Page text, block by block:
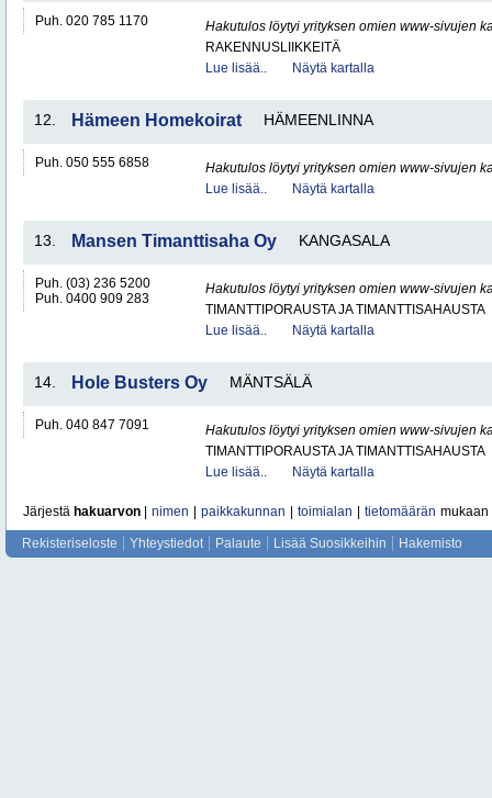
Puh. 020 785 1170
Hakutulos löytyi yrityksen omien www-sivujen
RAKENNUSLIIKKEITÄ
Lue lisää..
Näytä kartalla
12. Hämeen Homekoirat HÄMEENLINNA
Puh. 050 555 6858
Hakutulos löytyi yrityksen omien www-sivujen
Lue lisää..
Näytä kartalla
13. Mansen Timanttisaha Oy KANGASALA
Puh. (03) 236 5200
Puh. 0400 909 283
Hakutulos löytyi yrityksen omien www-sivujen
TIMANTTIPORAUSTA JA TIMANTTISAHAUSTA
Lue lisää..
Näytä kartalla
14. Hole Busters Oy MÄNTSÄLÄ
Puh. 040 847 7091
Hakutulos löytyi yrityksen omien www-sivujen
TIMANTTIPORAUSTA JA TIMANTTISAHAUSTA
Lue lisää..
Näytä kartalla
Järjestä hakuarvon nimen paikkakunnan toimialan tietomäärän mukaan
Rekisteriseloste Yhteystiedot Palaute Lisää Suosikkeihin Hakemisto